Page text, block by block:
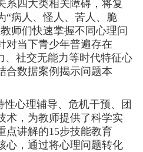
系四大类相关障碍，将复
“病人、怪人、苦人、脆
师们快速掌握不同心理问
对当下青少年普遍存在
、社交无能力等时代特征心
合数据案例揭示问题本
性心理辅导、危机干预、团
术，为教师提供了科学实
点讲解的15步技能教育
心，通过将心理问题转化